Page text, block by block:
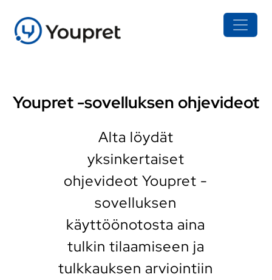
Youpret -sovelluksen ohjevideot
Alta löydät
yksinkertaiset
ohjevideot Youpret -
sovelluksen
käyttöönotosta aina
tulkin tilaamiseen ja
tulkkauksen arviointiin